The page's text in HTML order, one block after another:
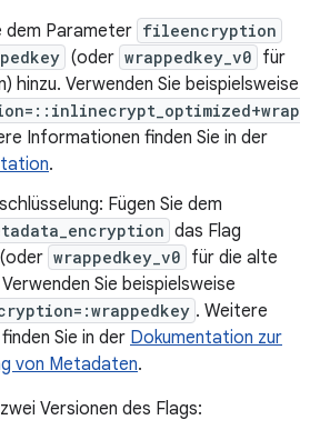
dem Parameter fileencryption
(oder wrappedkey_v0 für
hinzu. Verwenden Sie beispielsweise
Informationen finden Sie in der
.
Fügen Sie dem
das Flag
(oder wrappedkey_v0 für die alte
Sie beispielsweise
. Weitere
Sie in der Dokumentation zur
von Metadaten.
Versionen des Flags: